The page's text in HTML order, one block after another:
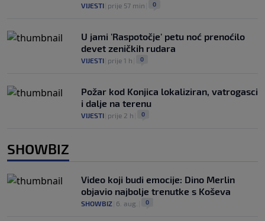
VIJESTI prije 57 min 0
U jami 'Raspotočje' petu noć prenoćilo
devet zeničkih rudara
VIJESTI prije 1 h 0
Požar kod Konjica lokaliziran, vatrogasci
i dalje na terenu
VIJESTI prije 2 h 0
SHOWBIZ
Video koji budi emocije: Dino Merlin
objavio najbolje trenutke s Koševa
SHOWBIZ 6. aug. 0